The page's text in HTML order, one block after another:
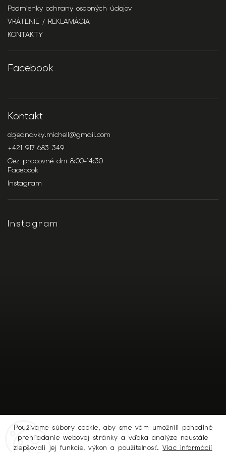
Používame súbory cookie, aby sme vám umožnili pohodlné
prehliadanie webovej stránky a vďaka analýze neustále
zlepšovali jej funkcie, výkon a použiteľnosť.Viac informácií
Podmienky ochrany osobných údajov
VRÁTENIE / REKLAMÁCIA
KONTAKTY
Facebook
Kontakt
objednavky.michell@gmail.com
+421 917 683 349
Cez pracovné dni 8:00-14:30
Facebook
Instagram
Instagram
Sledovať na Instagrame